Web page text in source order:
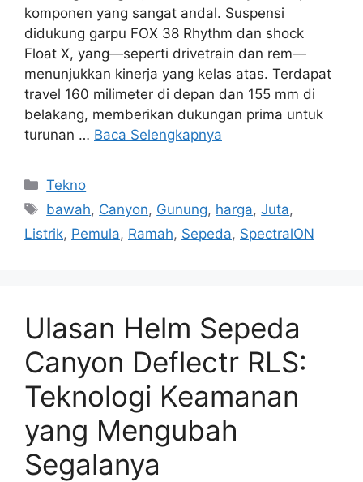
komponen yang sangat andal. Suspensi
didukung garpu FOX 38 Rhythm dan shock
Float X, yang—seperti drivetrain dan rem—
menunjukkan kinerja yang kelas atas. Terdapat
travel 160 milimeter di depan dan 155 mm di
belakang, memberikan dukungan prima untuk
turunan … Baca Selengkapnya
Kategori
Tekno
Tag
bawah, Canyon, Gunung, harga,Juta,
Listrik, Pemula, Ramah, Sepeda, SpectralON
Ulasan Helm Sepeda
Canyon Deflectr RLS:
Teknologi Keamanan
yang Mengubah
Segalanya